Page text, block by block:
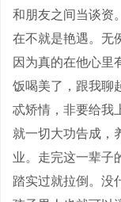
和朋友之间当谈资
在不就是艳遇。无
因为真的在他心里
饭喝美了，跟我聊
忒矫情，非要给我
就一切大功告成，
业。走完这一辈子
踏实过就拉倒。没